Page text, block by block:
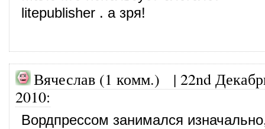
litepublisher . а зря!
Вячеслав (1 комм.) | 22nd
2010:
Вордпрессом занимался